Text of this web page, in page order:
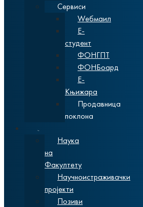
Сервиси
Wебмаил
Е-
студент
ФОНГПТ
ФОНБоард
Е-
Књижара
Продавница
поклона
Наука
на
Факултету
Научноистраживачки
пројекти
Позиви